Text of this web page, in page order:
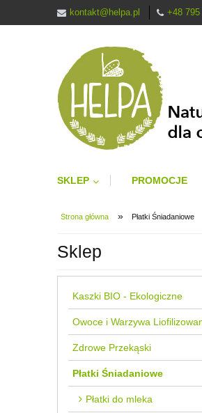
kontakt@helpa.pl +48
SKLEP PROMOCJE
Strona główna » Płatki Śniadaniowe
Sklep
Kaszki BIO - Ekologiczne
Owoce i Warzywa
Zdrowe Przekąski
Płatki Śniadaniowe
Płatki do mleka